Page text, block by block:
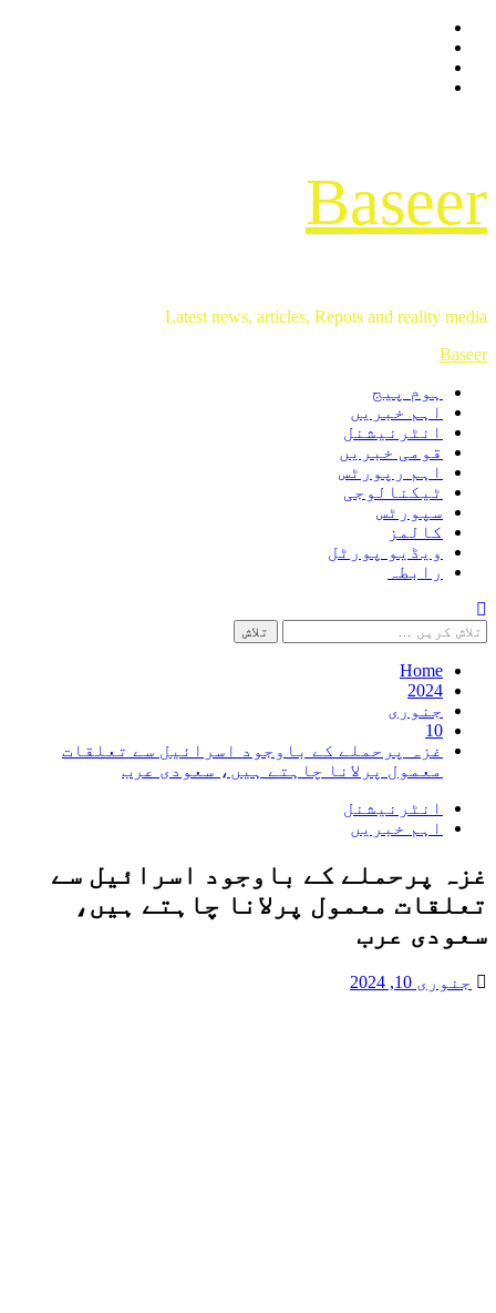
Skip
content
Baseer
Latest news, articles, Repots and reality media
Primary
Baseer
ہوم پیج
اہم خبریں
انٹرنیشنل
قومی خبریں
اہم رپورٹس
ٹیکنالوجی
سپورٹس
کالمز
ویڈیو پورٹل
رابطہ
تلاش
کریں
برائے:Home
2024
جنوری
10
غزہ پرحملے کے باوجود اسرائیل سے تعلقات
معمول پرلانا چاہتے ہیں، سعودی عرب
انٹرنیشنل
اہم خبریں
غزہ پرحملے کے باوجود اسرائیل سے
تعلقات معمول پرلانا چاہتے ہیں،
سعودی عرب
جنوری 10, 2024